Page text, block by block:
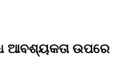
ଆବଶ୍ୟକତା ଉପରେ